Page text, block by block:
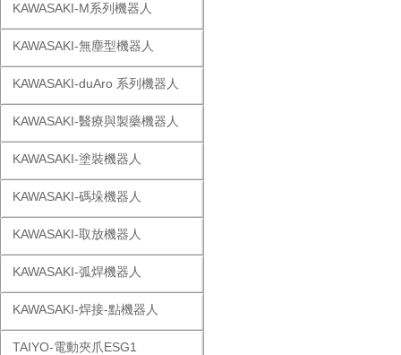
KAWASAKI-M系列機器人
KAWASAKI-無塵型機器人
KAWASAKI-duAro 系列機器人
KAWASAKI-醫療與製藥機器人
KAWASAKI-塗裝機器人
KAWASAKI-碼垛機器人
KAWASAKI-取放機器人
KAWASAKI-弧焊機器人
KAWASAKI-焊接-點機器人
TAIYO-電動夾爪ESG1